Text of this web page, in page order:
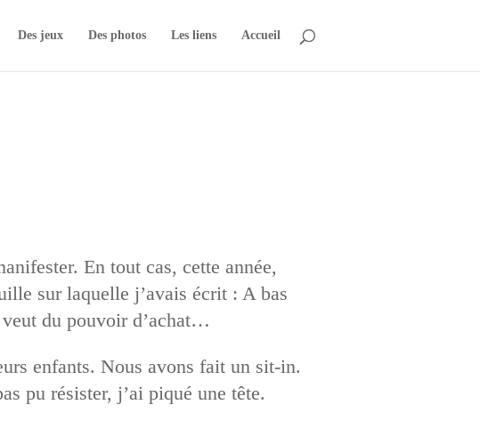
Des jeux Des photos Les liens Accueil
En tout cas, cette année,
sur laquelle j’avais écrit : A bas
du pouvoir d’achat…
enfants. Nous avons fait un sit-in.
pu résister, j’ai piqué une tête.